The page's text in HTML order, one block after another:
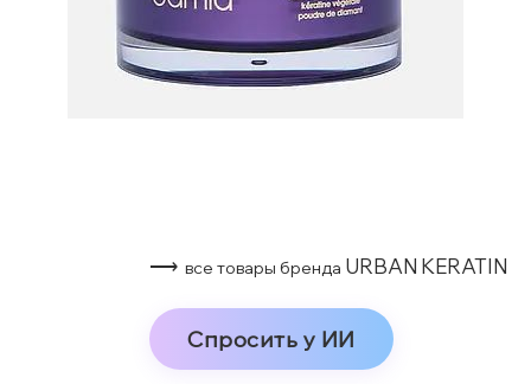
⟶ все товары бренда URBAN KERATIN
Спросить у ИИ